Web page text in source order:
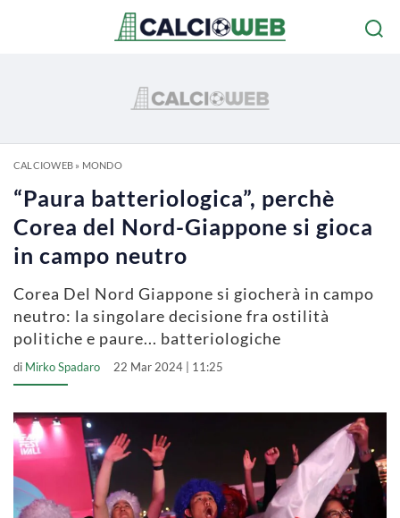
CALCIOWEB» MONDO
“Paura batteriologica”, perchè
Corea del Nord-Giappone si gioca
in campo neutro
Corea Del Nord Giappone si giocherà in campo
neutro: la singolare decisione fra ostilità
politiche e paure... batteriologiche
di Mirko Spadaro 22 Mar 2024 | 11:25